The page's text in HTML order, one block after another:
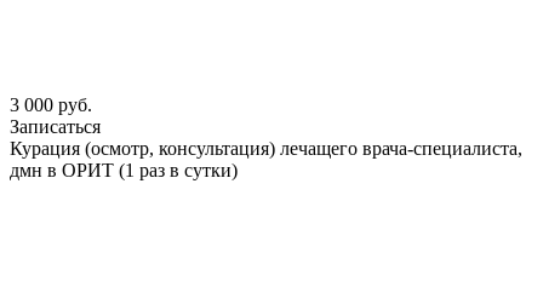
3 000 руб.
Записаться
Курация (осмотр, консультация) лечащего врача-специалиста,
дмн в ОРИТ (1 раз в сутки)